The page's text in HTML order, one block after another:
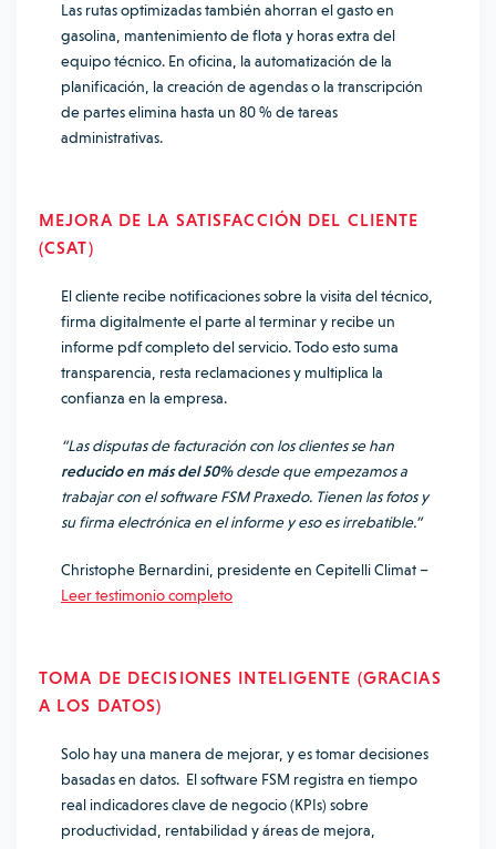
Las rutas optimizadas también ahorran el gasto en
gasolina, mantenimiento de flota y horas extra del
equipo técnico. En oficina, la automatización de la
planificación, la creación de agendas o la transcripción
de partes elimina hasta un 80 % de tareas
administrativas.
MEJORA DE LA SATISFACCIÓN DEL CLIENTE
(CSAT)
El cliente recibe notificaciones sobre la visita del técnico,
firma digitalmente el parte al terminar y recibe un
informe pdf completo del servicio. Todo esto suma
transparencia, resta reclamaciones y multiplica la
confianza en la empresa.
“Las disputas de facturación con los clientes se han
reducido en más del 50%desde que empezamos a
trabajar con el software FSM Praxedo. Tienen las fotos y
su firma electrónica en el informe y eso es irrebatible.”
Christophe Bernardini, presidente en Cepitelli Climat –
Leer testimonio completo
TOMA DE DECISIONES INTELIGENTE (GRACIAS
A LOS DATOS)
Solo hay una manera de mejorar, y es tomar decisiones
basadas en datos. El software FSM registra en tiempo
real indicadores clave de negocio (KPIs) sobre
productividad, rentabilidad y áreas de mejora,